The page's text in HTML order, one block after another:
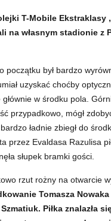
T-Mobile Ekstraklasy
na własnym stadionie z
początku był bardzo
uzyskać choćby
głównie w środku pola.
przypadkowo, mógł
ładnie zbiegł do
przez Evaldasa Razulisa
słupek bramki gości.
rzut rożny na otwarcie
Tomasza
Piłka znalazła